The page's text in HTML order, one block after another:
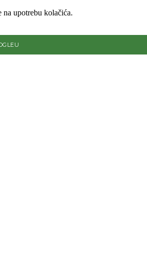
na upotrebu kolačića.